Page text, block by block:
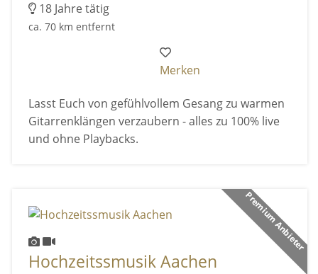
18 Jahre tätig
ca. 70 km entfernt
Merken
Lasst Euch von gefühlvollem Gesang zu warmen
Gitarrenklängen verzaubern - alles zu 100% live
und ohne Playbacks.
Premium Anbieter
Hochzeitssmusik Aachen